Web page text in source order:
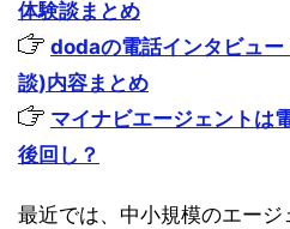
体験談まとめ
dodaの電話インタビュ
談)内容まとめ
マイナビエージェントは
後回し？
最近では、中小規模のエー